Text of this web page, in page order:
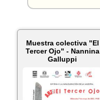
Muestra colectiva "El
Tercer Ojo" - Nannina
Galluppi